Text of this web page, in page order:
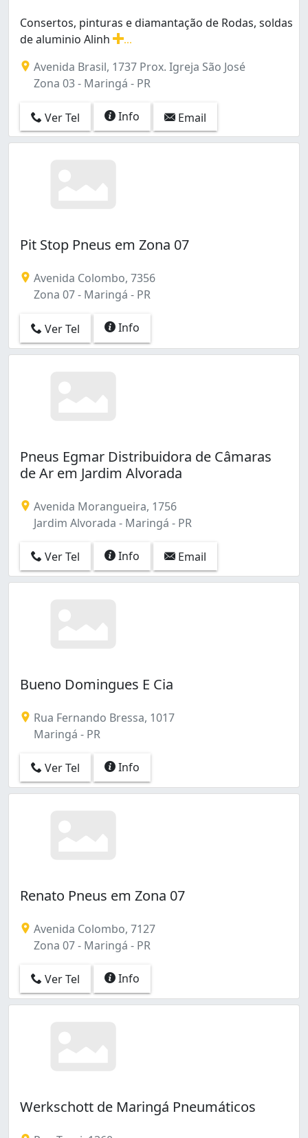
Consertos, pinturas e diamantação de Rodas, soldas
de aluminio Alinh
Avenida Brasil, 1737 Prox. Igreja São José
Zona 03 - Maringá - PR
Ver Tel Info Email
Pit Stop Pneus em Zona 07
Avenida Colombo, 7356
Zona 07 - Maringá - PR
Ver Tel Info
Pneus Egmar Distribuidora de Câmaras
de Ar em Jardim Alvorada
Avenida Morangueira, 1756
Jardim Alvorada - Maringá - PR
Ver Tel Info Email
Bueno Domingues E Cia
Rua Fernando Bressa, 1017
Maringá - PR
Ver Tel Info
Renato Pneus em Zona 07
Avenida Colombo, 7127
Zona 07 - Maringá - PR
Ver Tel Info
Werkschott de Maringá Pneumáticos